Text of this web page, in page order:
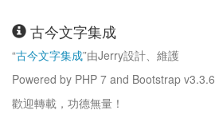
古今文字集成
“古今文字集成”由Jerry設計、維護
Powered by PHP 7 and Bootstrap v3.3.6
歡迎轉載，功德無量！